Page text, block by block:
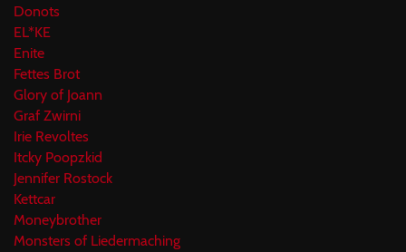
Donots
EL*KE
Enite
Fettes Brot
Glory of Joann
Graf Zwirni
Irie Revoltes
Itcky Poopzkid
Jennifer Rostock
Kettcar
Moneybrother
Monsters of Liedermaching